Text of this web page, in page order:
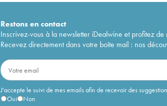
Restons encontact
Inscrivez-vous à la newsletter iDealwine et profitez
Recevez directement dans votre boîte mail : nos
J'accepte le suivi de mes emails afin de recevoir des
Oui
Non